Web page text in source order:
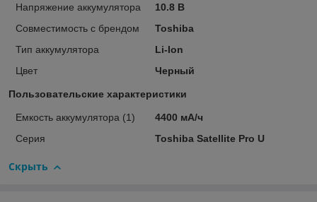
Напряжение аккумулятора
10.8 В
Совместимость с брендом
Toshiba
Тип аккумулятора
Li-Ion
Цвет
Черный
Пользовательские характеристики
Емкость аккумулятора (1)
4400 мА/ч
Серия
Toshiba Satellite Pro U
Скрыть